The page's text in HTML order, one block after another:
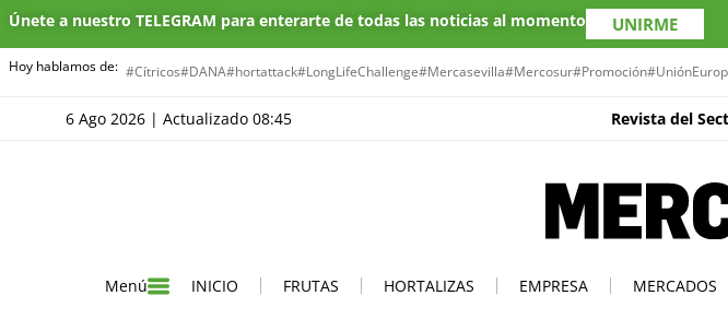
Únete a nuestro TELEGRAM para enterarte de todas las noticias al momento UNIRME
Hoy hablamos de: #Cítricos#DANA#hortattack#LongLifeChallenge#Mercasevilla#Mercosur#Promoción
6 Ago 2026 | Actualizado 08:45 Revista del
Menú INICIO FRUTAS HORTALIZAS EMPRESA MERCADOS